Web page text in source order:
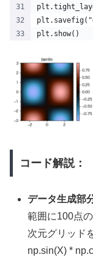
plt.show()
コード解説：
データ生成部
範囲に100点
次元グリッド
np.sin(X) *